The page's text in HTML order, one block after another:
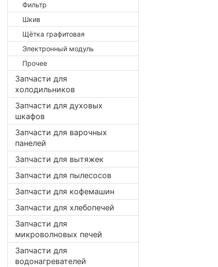
Фильтр
Шкив
Щётка графитовая
Электронный модуль
Прочее
Запчасти для
холодильников
Запчасти для духовых
шкафов
Запчасти для варочных
панелей
Запчасти для вытяжек
Запчасти для пылесосов
Запчасти для кофемашин
Запчасти для хлебопечей
Запчасти для
микроволновых печей
Запчасти для
водонагревателей